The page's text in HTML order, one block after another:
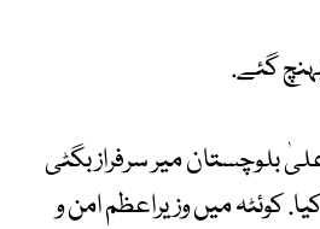
گئے.
بلوچستان میر سرفراز بگٹی
کوئٹہ میں وزیراعظم امن و